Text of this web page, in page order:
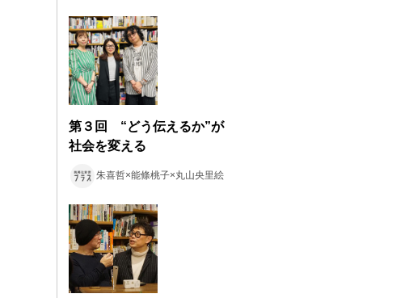
第３回 “どう伝えるか”が
社会を変える
朱喜哲×能條桃子×丸山央里絵